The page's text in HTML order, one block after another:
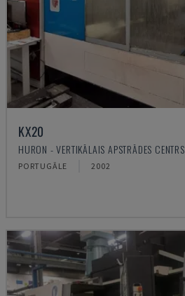
KX20
HURON - VERTIKĀLAIS APSTRĀDES CENTRS
PORTUGĀLE 2002